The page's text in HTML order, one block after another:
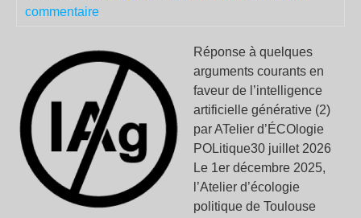
commentaire
Réponse à quelques
arguments courants en
faveur de l’intelligence
artificielle générative (2)
par ATelier d’ÉCOlogie
POLitique30 juillet 2026
Le 1er décembre 2025,
l’Atelier d’écologie
politique de Toulouse